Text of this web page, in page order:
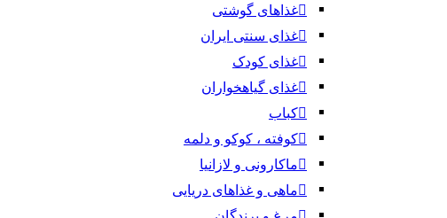
غذاهای گوشتی
غذای سنتی ایران
غذای کودک
غذای گیاهخواران
کباب
کوفته ، کوکو و دلمه
ماکارونی و لازانیا
ماهی و غذاهای دریایی